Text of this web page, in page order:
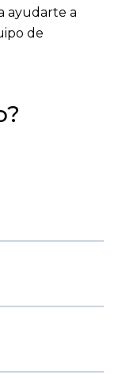
ayudarte a
de